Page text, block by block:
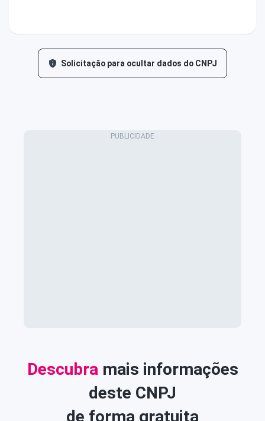
Solicitação para ocultar dados do CNPJ
Descubra mais informações
deste CNPJ
de forma gratuita